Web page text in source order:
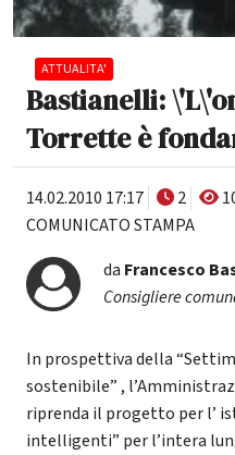
ATTUALITA'
Bastianelli:
Torrette è
14.02.2010 17:17 2
COMUNICATO STAMPA
da Francesco
Consigliere
In prospettiva della
sostenibile” ,
riprenda il progetto per l’
intelligenti” per l’intera